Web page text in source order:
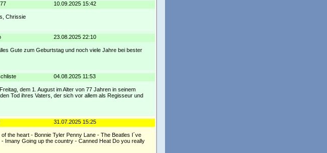
10.09.2025 15:42
Chrissie
23.08.2025 22:10
Gute zum Geburtstag und noch viele Jahre bei bester
04.08.2025 11:53
dem 1. August im Alter von 77 Jahren in seinem
Tod ihres Vaters, der sich vor allem als Regisseur und
31.07.2025 15:25
the heart - Bonnie Tyler Penny Lane - The Beatles I´ve
Imany Going up the country - Canned Heat Do you really